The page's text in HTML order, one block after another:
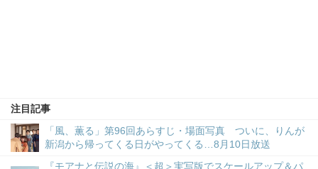
注目記事
「風、薫る」第96回あらすじ・場面写真 ついに、りんが
新潟から帰ってくる日がやってくる…8月10日放送
『モアナと伝説の海』＜超＞実写版でスケールアップ＆パ